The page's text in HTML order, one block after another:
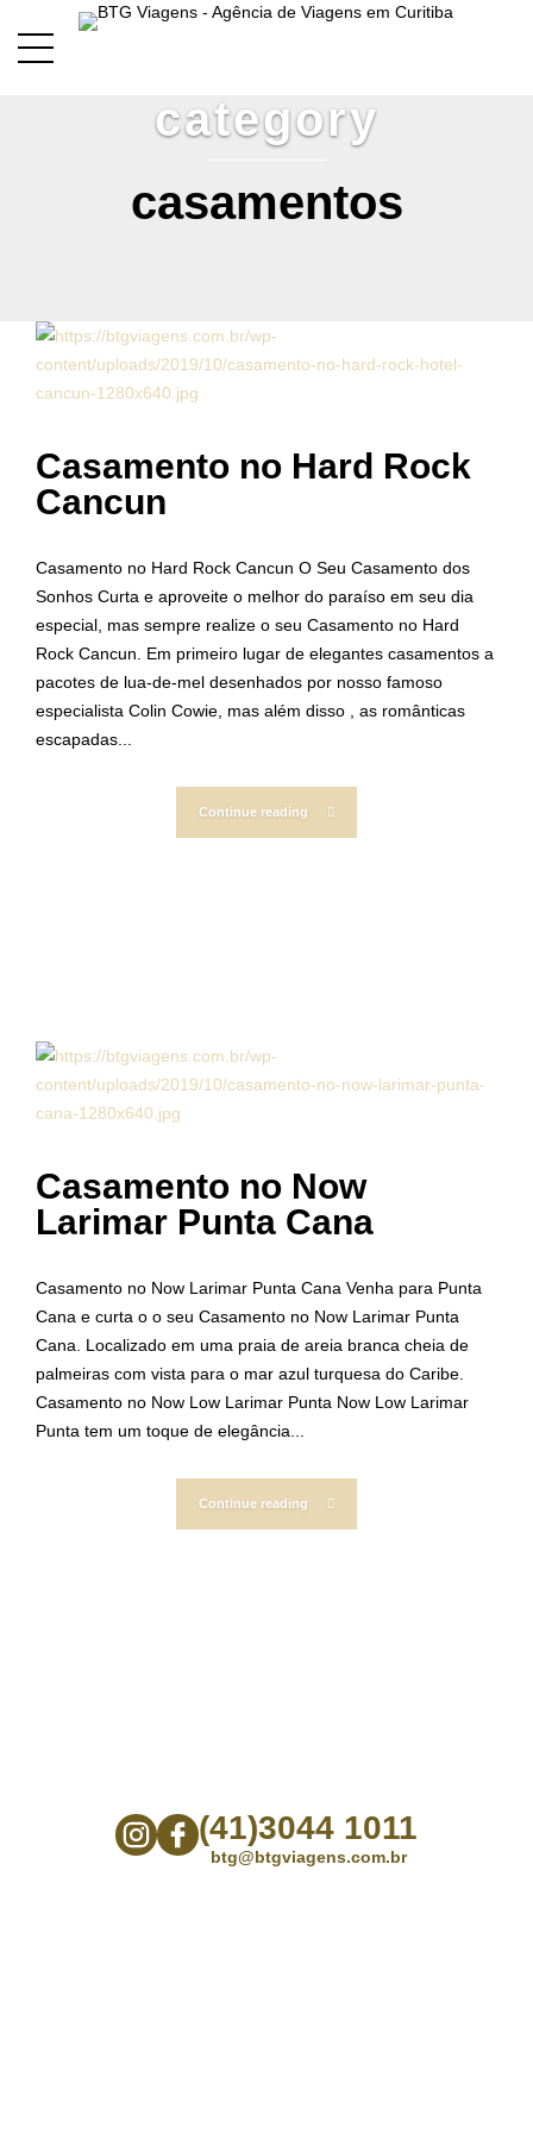
category
casamentos
Casamento no Hard Rock
Cancun
Casamento no Hard Rock Cancun O Seu Casamento dos
Sonhos Curta e aproveite o melhor do paraíso em seu dia
especial, mas sempre realize o seu Casamento no Hard
Rock Cancun. Em primeiro lugar de elegantes casamentos a
pacotes de lua-de-mel desenhados por nosso famoso
especialista Colin Cowie, mas além disso , as românticas
escapadas...
Continue reading
Casamento no Now
Larimar Punta Cana
Casamento no Now Larimar Punta Cana Venha para Punta
Cana e curta o o seu Casamento no Now Larimar Punta
Cana. Localizado em uma praia de areia branca cheia de
palmeiras com vista para o mar azul turquesa do Caribe.
Casamento no Now Low Larimar Punta Now Low Larimar
Punta tem um toque de elegância...
Continue reading
(41)3044 1011
btg@btgviagens.com.br